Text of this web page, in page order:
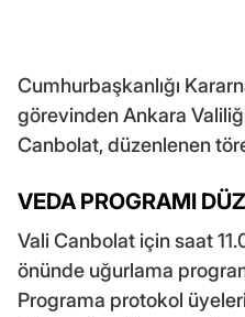
Cumhurbaşkanlığı
görevinden Ankara
Canbolat, düzenlenen
VEDA PROGRAMI
Vali Canbolat için saat
önünde uğurlama
Programa protokol